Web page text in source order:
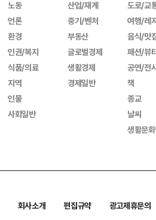
노동
언론
환경
인권/복지
식품/의료
지역
인물
사회일반
산업/재계
중기/벤처
부동산
글로벌경제
생활경제
경제일반
도로/교
여행/레
음식/맛
패션/뷰
공연/전
책
종교
날씨
생활문
회사소개 편집규약
광고제휴문의